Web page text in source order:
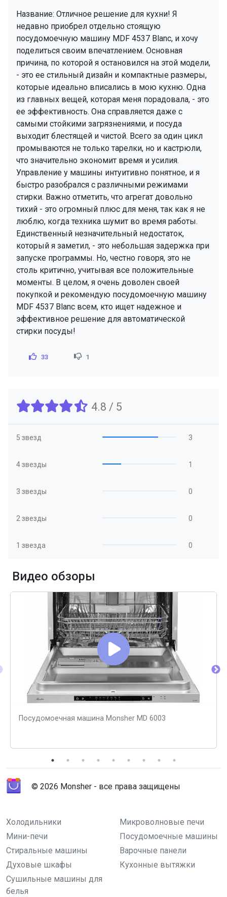
Название: Отличное решение для кухни! Я
недавно приобрел отдельно стоящую
посудомоечную машину MDF 4537 Blanc, и хочу
поделиться своим впечатлением. Основная
причина, по которой я остановился на этой модели,
- это ее стильный дизайн и компактные размеры,
которые идеально вписались в мою кухню. Одна
из главных вещей, которая меня порадовала, - это
ее эффективность. Она справляется даже с
самыми стойкими загрязнениями, и посуда
выходит блестящей и чистой. Всего за один цикл
промываются не только тарелки, но и кастрюли,
что значительно экономит время и усилия.
Управление у машины интуитивно понятное, и я
быстро разобрался с различными режимами
стирки. Важно отметить, что агрегат довольно
тихий - это огромный плюс для меня, так как я не
люблю, когда техника шумит во время работы.
Единственный незначительный недостаток,
который я заметил, - это небольшая задержка при
запуске программы. Но, честно говоря, это не
столь критично, учитывая все положительные
моменты. В целом, я очень доволен своей
покупкой и рекомендую посудомоечную машину
MDF 4537 Blanc всем, кто ищет надежное и
эффективное решение для автоматической
стирки посуды!
33 1
4.8 / 5
5 звезд 3
4 звезды 1
3 звезды 0
2 звезды 0
1 звезда 0
Видео обзоры
Посудомоечная машина Monsher MD 6003
© 2026 Monsher - все права защищены
Холодильники
Микроволновые печи
Мини-печи
Посудомоечные машины
Стиральные машины
Варочные панели
Духовые шкафы
Кухонные вытяжки
Сушильные машины для
белья